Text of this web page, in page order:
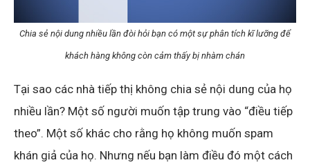
Chia sẻ nội dung nhiều lần đòi hỏi bạn có một sự phân tích kĩ lưỡng để
khách hàng không còn cảm thấy bị nhàm chán
Tại sao các nhà tiếp thị không chia sẻ nội dung của họ
nhiều lần? Một số người muốn tập trung vào “điều tiếp
theo”. Một số khác cho rằng họ không muốn spam
khán giả của họ. Nhưng nếu bạn làm điều đó một cách